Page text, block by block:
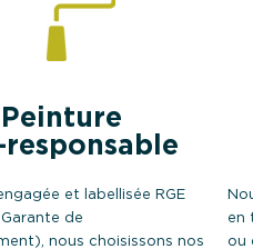
Peinture
responsable
et labellisée RGE
de
nous choisissons nos
en
ou